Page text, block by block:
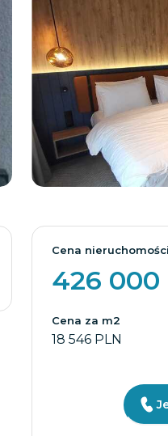
Cena nieruchomości
426 000
Cena za m2
18 546 PLN